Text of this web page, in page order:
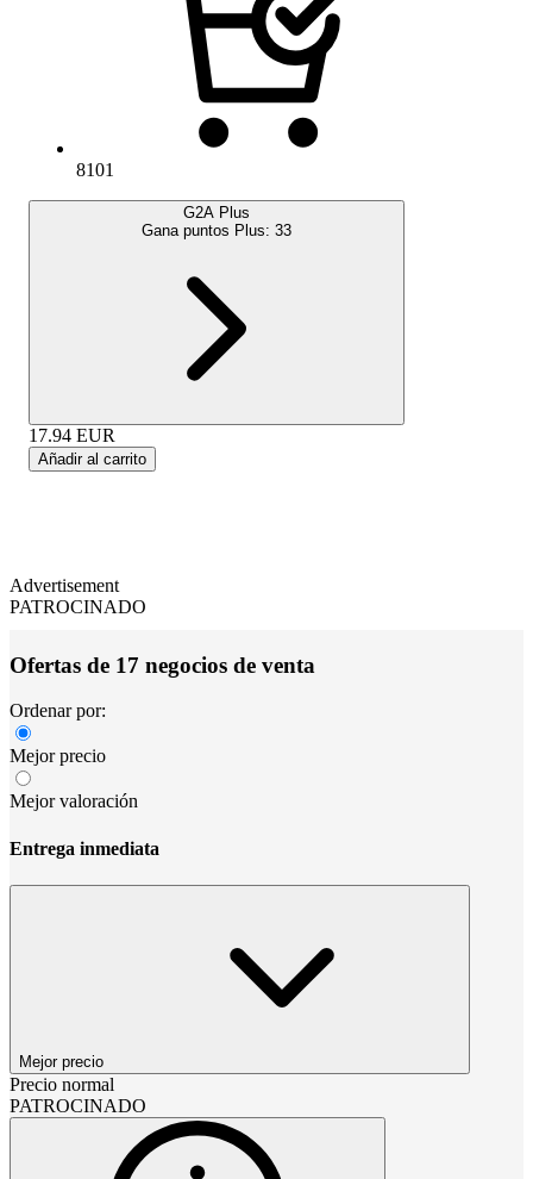
8101
G2A Plus
Gana puntos Plus: 33
17.94 EUR
Añadir al carrito
Advertisement
PATROCINADO
Ofertas de 17 negocios de venta
Ordenar por:
Mejor precio
Mejor valoración
Entrega inmediata
Mejor precio
Precio normal
PATROCINADO